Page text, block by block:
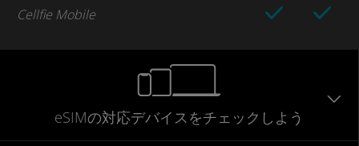
Cellfie Mobile
eSIMの対応デバイスをチェックしよう